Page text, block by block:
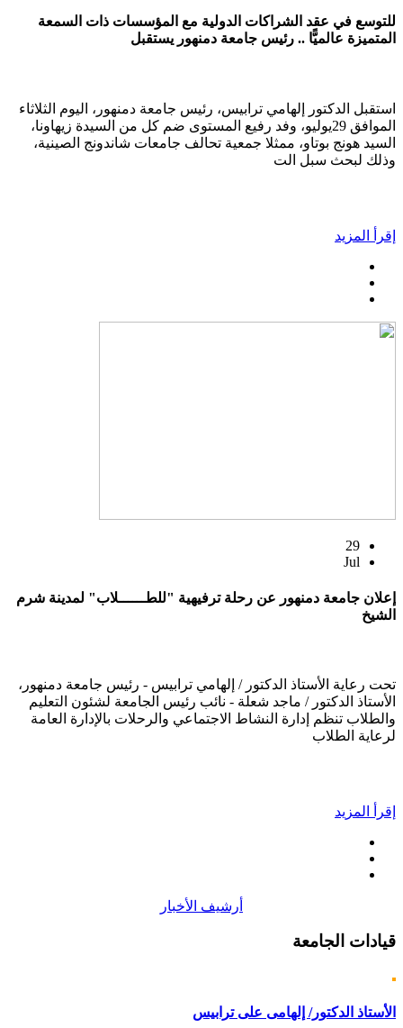
للتوسع في عقد الشراكات الدولية مع المؤسسات ذات السمعة
المتميزة عالميًّا .. رئيس جامعة دمنهور يستقبل
استقبل الدكتور إلهامي ترابيس، رئيس جامعة دمنهور، اليوم الثلاثاء
الموافق 29يوليو، وفد رفيع المستوى ضم كل من السيدة زيهاونا،
السيد هونج بوتاو، ممثلا جمعية تحالف جامعات شاندونج الصينية،
وذلك لبحث سبل الت
إقرأ المزيد
29
Jul
إعلان جامعة دمنهور عن رحلة ترفيهية "للطــــــلاب" لمدينة شرم
الشيخ
تحت رعاية الأستاذ الدكتور / إلهامي ترابيس - رئيس جامعة دمنهور،
الأستاذ الدكتور / ماجد شعلة - نائب رئيس الجامعة لشئون التعليم
والطلاب تنظم إدارة النشاط الاجتماعي والرحلات بالإدارة العامة
لرعاية الطلاب
إقرأ المزيد
أرشيف الأخبار
قيادات الجامعة
الأستاذ الدكتور/ إلهامى على ترابيس